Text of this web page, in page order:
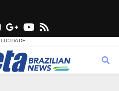
n
s
t
G
o
o
g
Y
u
t
s